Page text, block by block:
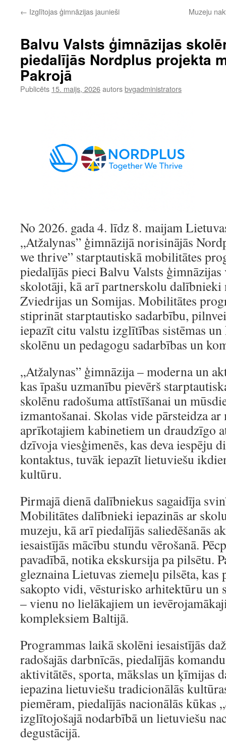
← Izglītojas ģimnāzijas jaunieši Muzeju
Balvu Valsts ģimnāzijas
piedalījās Nordplus projekta
Pakrojā
Publicēts 15. maijs, 2026autorsbvgadministrators
No 2026. gada 4. līdz 8. maijam
„Atžalynas” ģimnāzijā norisinājās
we thrive” starptautiskā mobilitātes
piedalījās pieci Balvu Valsts
skolotāji, kā arī partnerskolu dalībnieki
Zviedrijas un Somijas. Mobilitātes
stiprināt starptautisko sadarbību,
iepazīt citu valstu izglītības sistēmas
skolēnu un pedagogu sadarbības un
„Atžalynas” ģimnāzija – moderna un
kas īpašu uzmanību pievērš
skolēnu radošuma attīstīšanai un
izmantošanai. Skolas vide pārsteidza
aprīkotajiem kabinetiem un draudzīgo
dzīvoja viesģimenēs, kas deva iespēju
kontaktus, tuvāk iepazīt lietuviešu
kultūru.
Pirmajā dienā dalībniekus sagaidīja
Mobilitātes dalībnieki iepazinās ar
muzeju, kā arī piedalījās saliedēšanās
iesaistījās mācību stundu vērošanā.
pavadībā, notika ekskursija pa pilsētu.
gleznaina Lietuvas ziemeļu pilsēta, kas
sakopto vidi, vēsturisko arhitektūru un
– vienu no lielākajiem un
kompleksiem Baltijā.
Programmas laikā skolēni iesaistījās
radošajās darbnīcās, piedalījās
aktivitātēs, sporta, mākslas un ķīmijas
iepazina lietuviešu tradicionālās
piemēram, piedalījās nacionālās kūkas
izglītojošajā nodarbībā un lietuviešu
degustācijā.